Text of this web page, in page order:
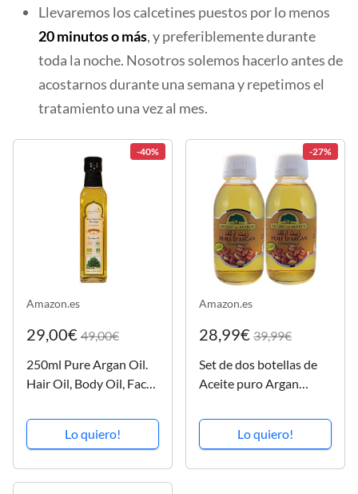
Llevaremos los calcetines puestos por lo menos
20 minutos o más, y preferiblemente durante
toda la noche. Nosotros solemos hacerlo antes de
acostarnos durante una semana y repetimos el
tratamiento una vez al mes.
-40%
Amazon.es
29,00€ 49,00€
250ml Pure Argan Oil.
Hair Oil, Body Oil, Face
hair, face & body.
Premium Quality to
skin and repare
Lo quiero!
-27%
Amazon.es
28,99€ 39,99€
Set de dos botellas de
Aceite puro Argan
de vidrio de 125 ml cada
una. Calidad premium.
Lo quiero!